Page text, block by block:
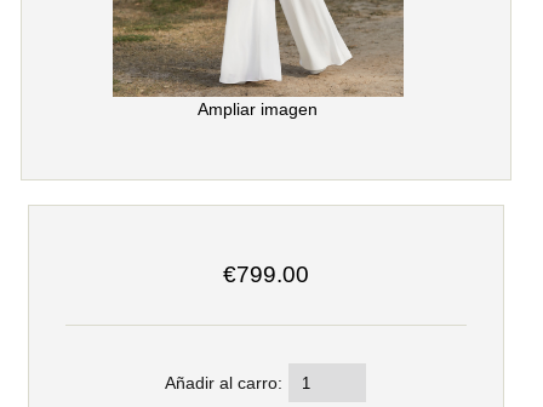
Ampliar imagen
€799.00
Añadir al carro: